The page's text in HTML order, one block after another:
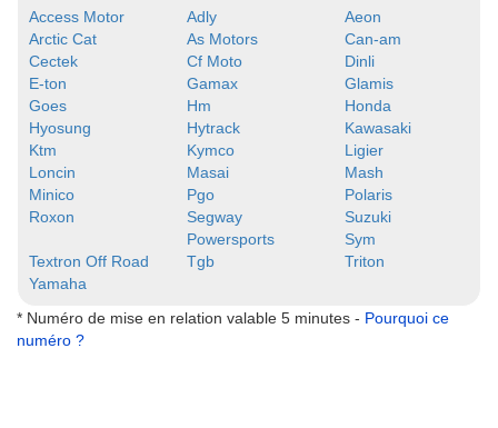
Access Motor Adly
Aeon
Arctic Cat
As Motors
Can-am
Cectek
Cf Moto
Dinli
E-ton
Gamax
Glamis
Goes
Hm
Honda
Hyosung
Hytrack
Kawasaki
Ktm
Kymco
Ligier
Loncin
Masai
Mash
Minico
Pgo
Polaris
Roxon
Segway
Powersports
Suzuki
Sym
Textron Off Road
Tgb
Triton
Yamaha
* Numéro de mise en relation valable 5 minutes - Pourquoi ce
numéro ?